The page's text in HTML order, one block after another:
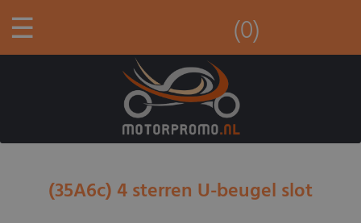
☰ (0)
(35A6c) 4 sterren U-beugel slot